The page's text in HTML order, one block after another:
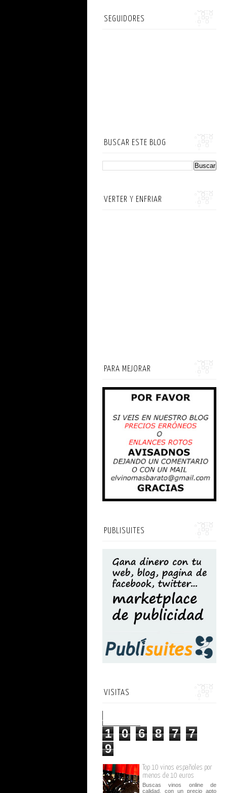
SEGUIDORES
BUSCAR ESTE BLOG
VERTER Y ENFRIAR
PARA MEJORAR
PUBLISUITES
VISITAS
1 0 6 8 7
7
9
Top 10 vinos españoles por
menos de 10 euros
Buscas vinos online de
calidad, con un precio apto